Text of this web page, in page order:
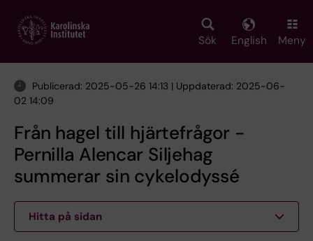
main
Sök English Meny
Publicerad: 2025-05-26 14:13 | Uppdaterad: 2025-06-
02 14:09
Från hagel till hjärtefrågor -
Pernilla Alencar Siljehag
summerar sin cykelodyssé
Hitta på sidan